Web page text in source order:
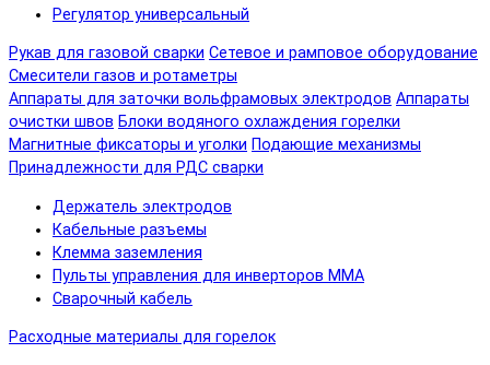
Регулятор универсальный
Рукав для газовой сварки Сетевое и рамповое оборудование
Смесители газов и ротаметры
Аппараты для заточки вольфрамовых электродов Аппараты
очистки швов Блоки водяного охлаждения горелки
Магнитные фиксаторы и уголки Подающие механизмы
Принадлежности для РДС сварки
Держатель электродов
Кабельные разъемы
Клемма заземления
Пульты управления для инверторов MMA
Сварочный кабель
Расходные материалы для горелок